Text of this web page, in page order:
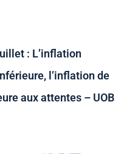
: L’inflation
l’inflation de
aux attentes – UOB